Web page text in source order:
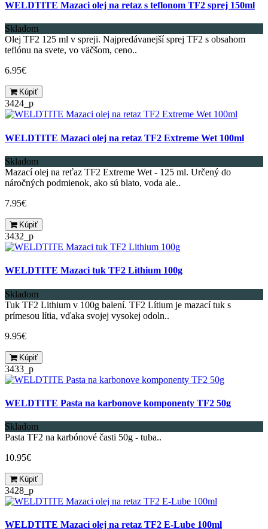
WELDTITE Mazaci olej na retaz s teflonom TF2 sprej 150ml
Skladom
Olej TF2 125 ml v spreji. Najpredávanejší sprej TF2 s obsahom
teflónu na svete, vo väčšom, ceno..
6.95€
Kúpiť
3424_p
WELDTITE Mazaci olej na retaz TF2 Extreme Wet 100ml
Skladom
Mazací olej na reťaz TF2 Extreme Wet - 125 ml. Určený do
náročných podmienok, ako sú blato, voda ale..
7.95€
Kúpiť
3432_p
WELDTITE Mazaci tuk TF2 Lithium 100g
Skladom
Tuk TF2 Lithium v 100g balení. TF2 Lítium je mazací tuk s
prímesou lítia, vďaka svojej vysokej odoln..
9.95€
Kúpiť
3433_p
WELDTITE Pasta na karbonove komponenty TF2 50g
Skladom
Pasta TF2 na karbónové časti 50g - tuba..
10.95€
Kúpiť
3428_p
WELDTITE Mazaci olej na retaz TF2 E-Lube 100ml